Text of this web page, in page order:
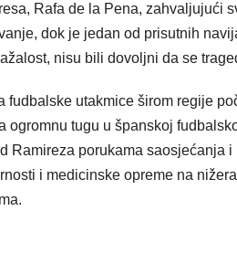
Rafa de la Pena, zahvaljujući
dok je jedan od prisutnih
nisu bili dovoljni da se
utakmice širom regije
tugu u španskoj
Ramireza porukama saosjećanja
i medicinske opreme na